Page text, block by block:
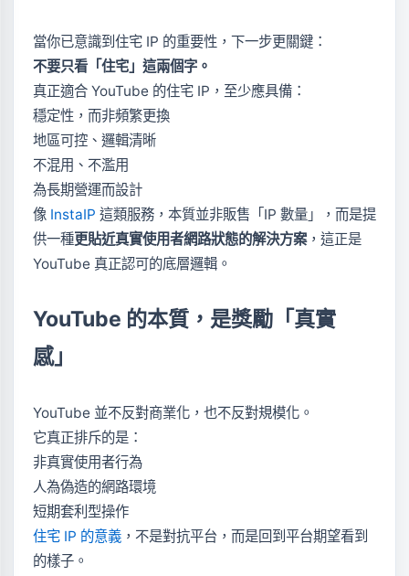
當你已意識到住宅 IP 的重要性，下一步更關鍵：
不要只看「住宅」這兩個字。
真正適合 YouTube 的住宅 IP，至少應具備：
穩定性，而非頻繁更換
地區可控、邏輯清晰
不混用、不濫用
為長期營運而設計
像 InstaIP 這類服務，本質並非販售「IP 數量」，而是提
供一種更貼近真實使用者網路狀態的解決方案，這正是
YouTube 真正認可的底層邏輯。
YouTube 的本質，是獎勵「真實
感」
YouTube 並不反對商業化，也不反對規模化。
它真正排斥的是：
非真實使用者行為
人為偽造的網路環境
短期套利型操作
住宅 IP 的意義 ，不是對抗平台，而是回到平台期望看到
的樣子。